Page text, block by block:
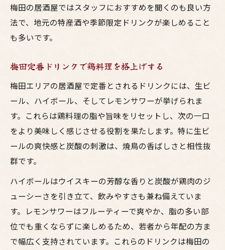
梅田の居酒屋ではスタッフにおすすめを聞くのも良い方
法で、地元の特産酒や季節限定ドリンクが楽しめること
も多いです。
梅田定番ドリンクで鶏料理を格上げする
梅田エリアの居酒屋で定番とされるドリンクには、生ビ
ール、ハイボール、そしてレモンサワーが挙げられま
す。これらは鶏料理の脂や旨味をリセットし、次の一口
をより美味しく感じさせる役割を果たします。特に生ビ
ールの爽快感と炭酸の刺激は、焼鳥の香ばしさと相性抜
群です。
ハイボールはウイスキーの芳醇な香りと炭酸が鶏肉のジ
ューシーさを引き立て、飲みやすさも兼ね備えていま
す。レモンサワーはフルーティーで爽やか、脂の多い部
位でも重くならずに楽しめるため、若者から年配の方ま
で幅広く支持されています。これらのドリンクは梅田の